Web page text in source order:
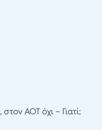
ΑΟΤ όχι – Γιατί;